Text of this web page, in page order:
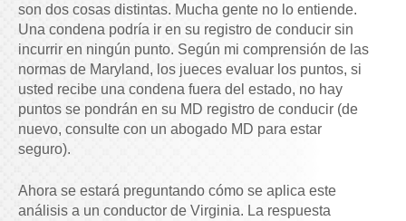
son dos cosas distintas. Mucha gente no lo entiende.
Una condena podría ir en su registro de conducir sin
incurrir en ningún punto. Según mi comprensión de las
normas de Maryland, los jueces evaluar los puntos, si
usted recibe una condena fuera del estado, no hay
puntos se pondrán en su MD registro de conducir (de
nuevo, consulte con un abogado MD para estar
seguro).
Ahora se estará preguntando cómo se aplica este
análisis a un conductor de Virginia. La respuesta